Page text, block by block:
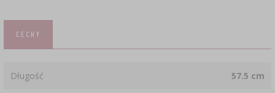
CECHY
Długość 57.5 cm